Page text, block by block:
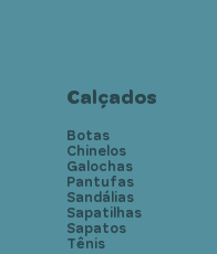
Calçados
Botas
Chinelos
Galochas
Pantufas
Sandálias
Sapatilhas
Sapatos
Tênis